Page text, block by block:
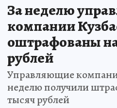
За неделю
компании
оштрафованы
рублей
Управляющие
неделю получили
тысяч рублей